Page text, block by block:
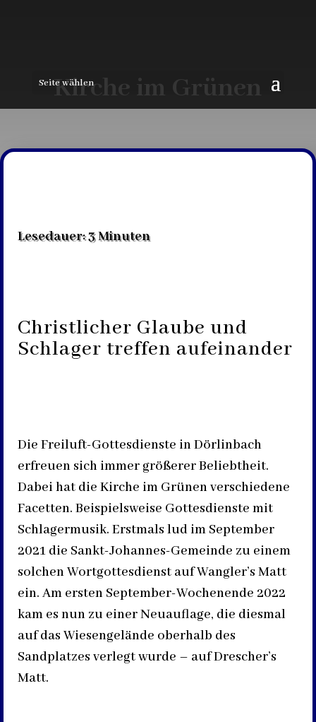
Seite wählen
Kirche im Grünen
Lesedauer:3Minuten
Christlicher Glaube und
Schlager treffen aufeinander
Die Freiluft-Gottesdienste in Dörlinbach
erfreuen sich immer größerer Beliebtheit.
Dabei hat die Kirche im Grünen verschiedene
Facetten. Beispielsweise Gottesdienste mit
Schlagermusik. Erstmals lud im September
2021 die Sankt-Johannes-Gemeinde zu einem
solchen Wortgottesdienst auf Wangler’s Matt
ein. Am ersten September-Wochenende 2022
kam es nun zu einer Neuauflage, die diesmal
auf das Wiesengelände oberhalb des
Sandplatzes verlegt wurde – auf Drescher’s
Matt.